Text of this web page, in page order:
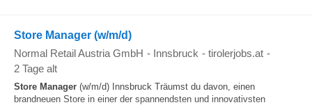
Store Manager (w/m/d)
Normal Retail Austria GmbH - Innsbruck - tirolerjobs.at -
2 Tage alt
Store Manager (w/m/d) Innsbruck Träumst du davon, einen
brandneuen Store in einer der spannendsten und innovativsten